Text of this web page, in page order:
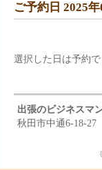
ご予約日 2025
選択した日は予約
出張のビジネスマ
秋田市中通6-18-